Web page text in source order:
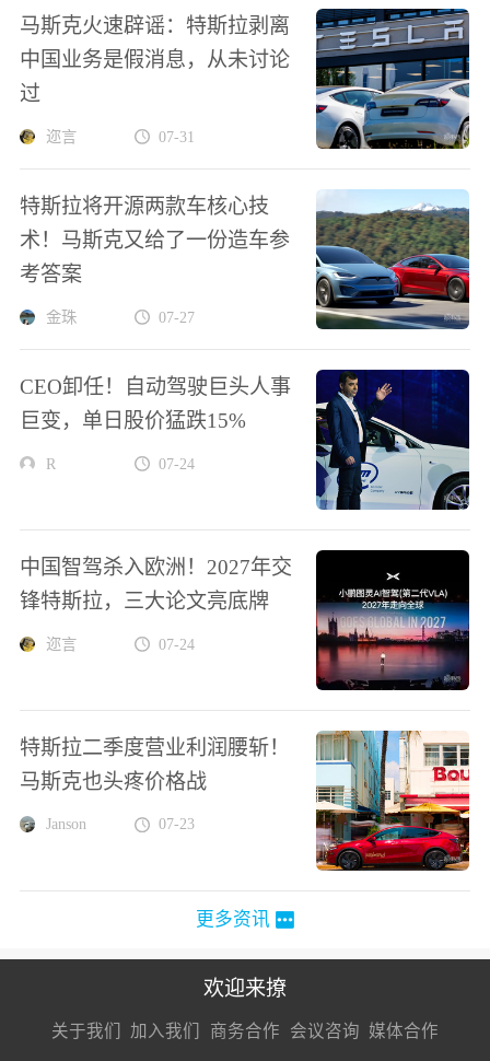
马斯克火速辟谣：特斯拉剥离
中国业务是假消息，从未讨论
过
迩言 07-31
特斯拉将开源两款车核心技
术！马斯克又给了一份造车参
考答案
金珠 07-27
CEO卸任！自动驾驶巨头人事
巨变，单日股价猛跌15%
R 07-24
中国智驾杀入欧洲！2027年交
锋特斯拉，三大论文亮底牌
迩言 07-24
特斯拉二季度营业利润腰斩！
马斯克也头疼价格战
Janson 07-23
更多资讯
欢迎来撩
关于我们 加入我们
接扔简历
商务合作
接开聊
会议咨询 媒体合作
接开聊